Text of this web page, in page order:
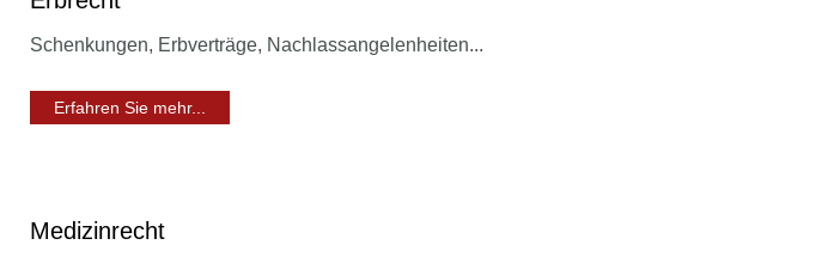
Schenkungen, Erbverträge, Nachlassangelenheiten...
Erfahren Sie mehr...
Medizinrecht